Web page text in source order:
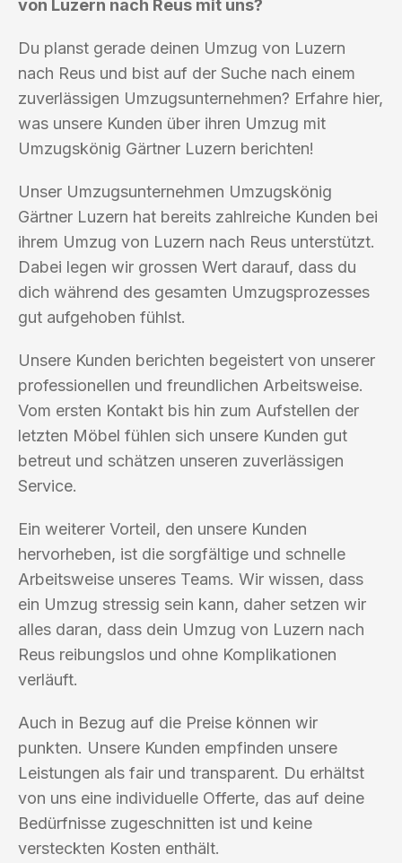
von Luzern nach Reus mit uns?
Du planst gerade deinen Umzug von Luzern
nach Reus und bist auf der Suche nach einem
zuverlässigen Umzugsunternehmen? Erfahre hier,
was unsere Kunden über ihren Umzug mit
Umzugskönig Gärtner Luzern berichten!
Unser Umzugsunternehmen Umzugskönig
Gärtner Luzern hat bereits zahlreiche Kunden bei
ihrem Umzug von Luzern nach Reus unterstützt.
Dabei legen wir grossen Wert darauf, dass du
dich während des gesamten Umzugsprozesses
gut aufgehoben fühlst.
Unsere Kunden berichten begeistert von unserer
professionellen und freundlichen Arbeitsweise.
Vom ersten Kontakt bis hin zum Aufstellen der
letzten Möbel fühlen sich unsere Kunden gut
betreut und schätzen unseren zuverlässigen
Service.
Ein weiterer Vorteil, den unsere Kunden
hervorheben, ist die sorgfältige und schnelle
Arbeitsweise unseres Teams. Wir wissen, dass
ein Umzug stressig sein kann, daher setzen wir
alles daran, dass dein Umzug von Luzern nach
Reus reibungslos und ohne Komplikationen
verläuft.
Auch in Bezug auf die Preise können wir
punkten. Unsere Kunden empfinden unsere
Leistungen als fair und transparent. Du erhältst
von uns eine individuelle Offerte, das auf deine
Bedürfnisse zugeschnitten ist und keine
versteckten Kosten enthält.